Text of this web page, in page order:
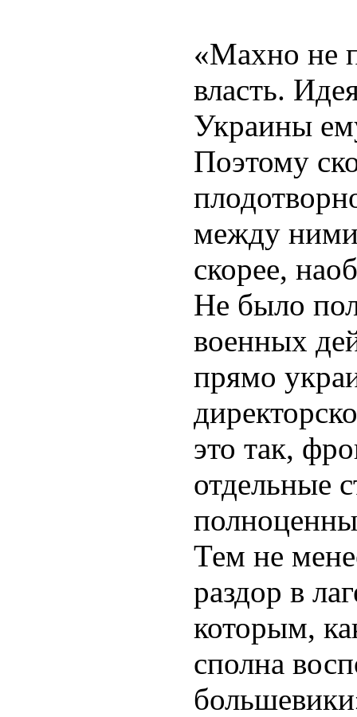
«Махно не
власть.
Украины
Поэтому
между
скорее,
Не было
военных
прямо
это так,
отдельные
Тем не
раздор в
которым,
сполна